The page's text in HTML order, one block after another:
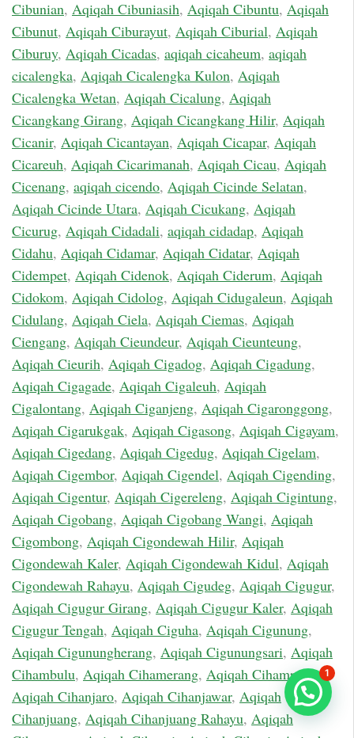
Cibunian, Aqiqah Cibuniasih, Aqiqah Cibuntu, Aqiqah
Cibunut, Aqiqah Ciburayut, Aqiqah Ciburial, Aqiqah
Ciburuy, Aqiqah Cicadas, aqiqah cicaheum, aqiqah
cicalengka, Aqiqah Cicalengka Kulon, Aqiqah
Cicalengka Wetan, Aqiqah Cicalung, Aqiqah
Cicangkang Girang, Aqiqah Cicangkang Hilir, Aqiqah
Cicanir, Aqiqah Cicantayan, Aqiqah Cicapar, Aqiqah
Cicareuh, Aqiqah Cicarimanah, Aqiqah Cicau, Aqiqah
Cicenang, aqiqah cicendo, Aqiqah Cicinde Selatan,
Aqiqah Cicinde Utara, Aqiqah Cicukang, Aqiqah
Cicurug, Aqiqah Cidadali, aqiqah cidadap, Aqiqah
Cidahu, Aqiqah Cidamar, Aqiqah Cidatar, Aqiqah
Cidempet, Aqiqah Cidenok, Aqiqah Ciderum, Aqiqah
Cidokom, Aqiqah Cidolog, Aqiqah Cidugaleun, Aqiqah
Cidulang, Aqiqah Ciela, Aqiqah Ciemas, Aqiqah
Ciengang, Aqiqah Cieundeur, Aqiqah Cieunteung,
Aqiqah Cieurih, Aqiqah Cigadog, Aqiqah Cigadung,
Aqiqah Cigagade, Aqiqah Cigaleuh, Aqiqah
Cigalontang, Aqiqah Ciganjeng, Aqiqah Cigaronggong,
Aqiqah Cigarukgak, Aqiqah Cigasong, Aqiqah Cigayam,
Aqiqah Cigedang, Aqiqah Cigedug, Aqiqah Cigelam,
Aqiqah Cigembor, Aqiqah Cigendel, Aqiqah Cigending,
Aqiqah Cigentur, Aqiqah Cigereleng, Aqiqah Cigintung,
Aqiqah Cigobang, Aqiqah Cigobang Wangi, Aqiqah
Cigombong, Aqiqah Cigondewah Hilir, Aqiqah
Cigondewah Kaler, Aqiqah Cigondewah Kidul, Aqiqah
Cigondewah Rahayu, Aqiqah Cigudeg, Aqiqah Cigugur,
Aqiqah Cigugur Girang, Aqiqah Cigugur Kaler, Aqiqah
Cigugur Tengah, Aqiqah Ciguha, Aqiqah Cigunung,
Aqiqah Cigunungherang, Aqiqah Cigunungsari, Aqiqah
Cihambulu, Aqiqah Cihamerang, Aqiqah Cihampelas,
Aqiqah Cihanjaro, Aqiqah Cihanjawar, Aqiqah
Cihanjuang, Aqiqah Cihanjuang Rahayu, Aqiqah
1